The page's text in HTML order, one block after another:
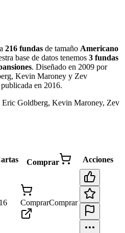
216 fundas de tamaño Americano
base de datos tenemos 3 fundas
. Diseñado en 2009 por
Kevin Maroney y Zev
en 2016.
Goldberg, Kevin Maroney, Zev
Comprar Acciones
ComprarComprar